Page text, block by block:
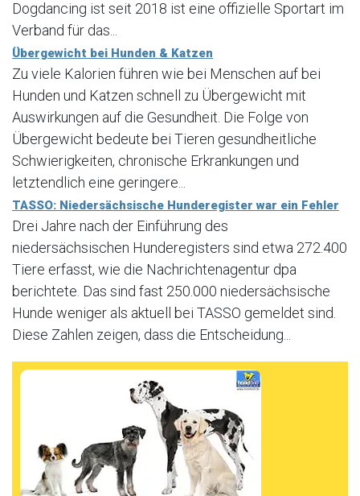
Dogdancing ist seit 2018 ist eine offizielle Sportart im
Verband für das...
Übergewicht bei Hunden & Katzen
Zu viele Kalorien führen wie bei Menschen auf bei
Hunden und Katzen schnell zu Übergewicht mit
Auswirkungen auf die Gesundheit. Die Folge von
Übergewicht bedeute bei Tieren gesundheitliche
Schwierigkeiten, chronische Erkrankungen und
letztendlich eine geringere...
TASSO: Niedersächsische Hunderegister war ein Fehler
Drei Jahre nach der Einführung des
niedersächsischen Hunderegisters sind etwa 272.400
Tiere erfasst, wie die Nachrichtenagentur dpa
berichtete. Das sind fast 250.000 niedersächsische
Hunde weniger als aktuell bei TASSO gemeldet sind.
Diese Zahlen zeigen, dass die Entscheidung...